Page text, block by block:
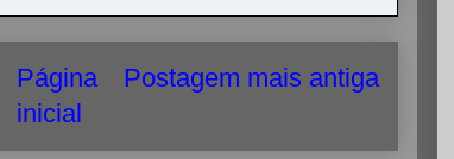
Postagem mais antiga
Página
inicial